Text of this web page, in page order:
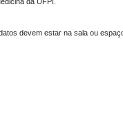
devem estar na sala ou